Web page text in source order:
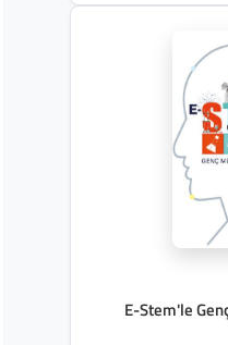
E-Stem'le